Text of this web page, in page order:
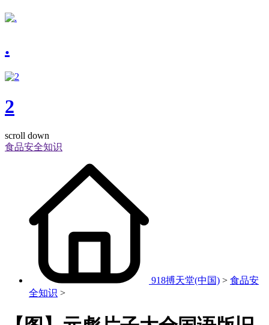
.
2
scroll down
食品安全知识
918搏天堂(中国) > 食品安
全知识 >